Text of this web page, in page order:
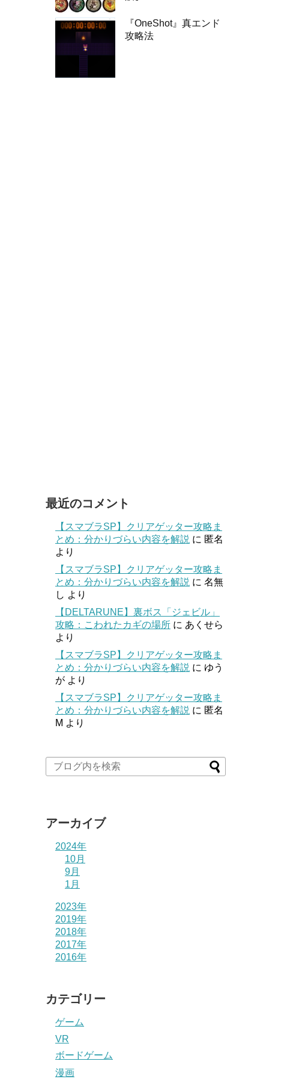
『OneShot』真エンド
攻略法
最近のコメント
【スマブラSP】クリアゲッター攻略ま
とめ：分かりづらい内容を解説 に 匿名
より
【スマブラSP】クリアゲッター攻略ま
とめ：分かりづらい内容を解説 に 名無
し より
【DELTARUNE】裏ボス「ジェビル」
攻略：こわれたカギの場所 に あくせら
より
【スマブラSP】クリアゲッター攻略ま
とめ：分かりづらい内容を解説 に ゆう
が より
【スマブラSP】クリアゲッター攻略ま
とめ：分かりづらい内容を解説 に 匿名
M より
アーカイブ
2024年
10月
9月
1月
2023年
2019年
2018年
2017年
2016年
カテゴリー
ゲーム
VR
ボードゲーム
漫画